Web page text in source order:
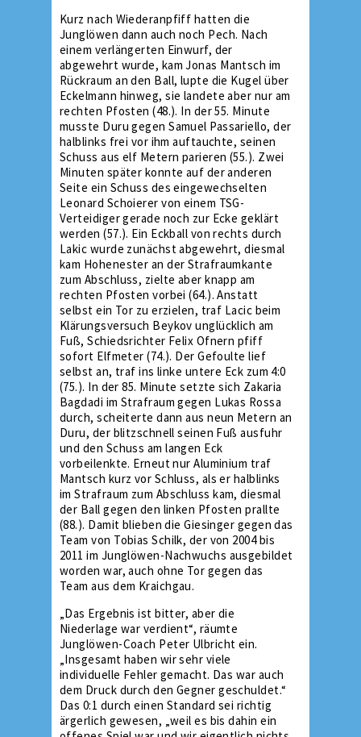
Kurz nach Wiederanpfiff hatten die
Junglöwen dann auch noch Pech. Nach
einem verlängerten Einwurf, der
abgewehrt wurde, kam Jonas Mantsch im
Rückraum an den Ball, lupte die Kugel über
Eckelmann hinweg, sie landete aber nur am
rechten Pfosten (48.). In der 55. Minute
musste Duru gegen Samuel Passariello, der
halblinks frei vor ihm auftauchte, seinen
Schuss aus elf Metern parieren (55.). Zwei
Minuten später konnte auf der anderen
Seite ein Schuss des eingewechselten
Leonard Schoierer von einem TSG-
Verteidiger gerade noch zur Ecke geklärt
werden (57.). Ein Eckball von rechts durch
Lakic wurde zunächst abgewehrt, diesmal
kam Hohenester an der Strafraumkante
zum Abschluss, zielte aber knapp am
rechten Pfosten vorbei (64.). Anstatt
selbst ein Tor zu erzielen, traf Lacic beim
Klärungsversuch Beykov unglücklich am
Fuß, Schiedsrichter Felix Ofnern pfiff
sofort Elfmeter (74.). Der Gefoulte lief
selbst an, traf ins linke untere Eck zum 4:0
(75.). In der 85. Minute setzte sich Zakaria
Bagdadi im Strafraum gegen Lukas Rossa
durch, scheiterte dann aus neun Metern an
Duru, der blitzschnell seinen Fuß ausfuhr
und den Schuss am langen Eck
vorbeilenkte. Erneut nur Aluminium traf
Mantsch kurz vor Schluss, als er halblinks
im Strafraum zum Abschluss kam, diesmal
der Ball gegen den linken Pfosten prallte
(88.). Damit blieben die Giesinger gegen das
Team von Tobias Schilk, der von 2004 bis
2011 im Junglöwen-Nachwuchs ausgebildet
worden war, auch ohne Tor gegen das
Team aus dem Kraichgau.
„Das Ergebnis ist bitter, aber die
Niederlage war verdient“, räumte
Junglöwen-Coach Peter Ulbricht ein.
„Insgesamt haben wir sehr viele
individuelle Fehler gemacht. Das war auch
dem Druck durch den Gegner geschuldet.“
Das 0:1 durch einen Standard sei richtig
ärgerlich gewesen, „weil es bis dahin ein